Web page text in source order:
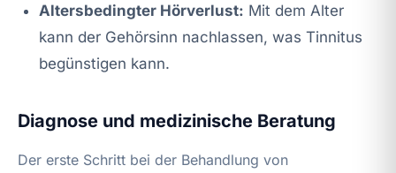
Altersbedingter Hörverlust: Mit dem Alter
kann der Gehörsinn nachlassen, was Tinnitus
begünstigen kann.
Diagnose und medizinische Beratung
Der erste Schritt bei der Behandlung von